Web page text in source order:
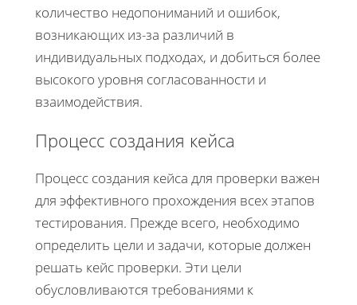
количество недопониманий и ошибок,
возникающих из-за различий в
индивидуальных подходах, и добиться более
высокого уровня согласованности и
взаимодействия.
Процесс создания кейса
Процесс создания кейса для проверки важен
для эффективного прохождения всех этапов
тестирования. Прежде всего, необходимо
определить цели и задачи, которые должен
решать кейс проверки. Эти цели
обусловливаются требованиями к